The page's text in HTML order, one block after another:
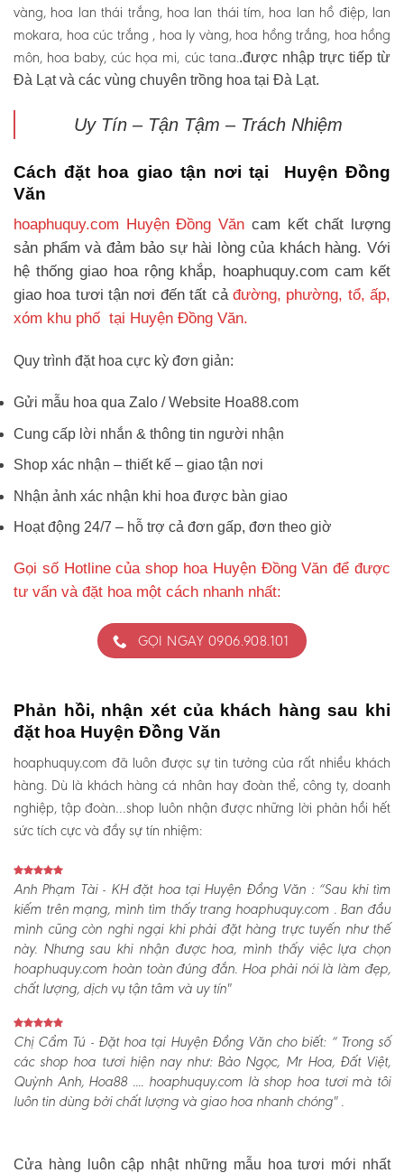
vàng, hoa lan thái trắng, hoa lan thái tím, hoa lan hồ điệp, lan
mokara, hoa cúc trắng , hoa ly vàng, hoa hồng trắng, hoa hồng
môn, hoa baby, cúc họa mi, cúc tana..được nhập trực tiếp từ
Đà Lạt và các vùng chuyên trồng hoa tại Đà Lạt.
Uy Tín – Tận Tậm – Trách Nhiệm
Cách đặt hoa giao tận nơi tại Huyện Đồng
Văn
hoaphuquy.com Huyện Đồng Văn cam kết chất lượng
sản phẩm và đảm bảo sự hài lòng của khách hàng. Với
hệ thống giao hoa rộng khắp, hoaphuquy.com cam kết
giao hoa tươi tận nơi đến tất cả đường, phường, tổ, ấp,
xóm khu phố tại Huyện Đồng Văn.
Quy trình đặt hoa cực kỳ đơn giản:
Gửi mẫu hoa qua Zalo / Website Hoa88.com
Cung cấp lời nhắn & thông tin người nhận
Shop xác nhận – thiết kế – giao tận nơi
Nhận ảnh xác nhận khi hoa được bàn giao
Hoạt động 24/7 – hỗ trợ cả đơn gấp, đơn theo giờ
Gọi số Hotline của shop hoa Huyện Đồng Văn để được
tư vấn và đặt hoa một cách nhanh nhất:
GỌI NGAY 0906.908.101
Phản hồi, nhận xét của khách hàng sau khi
đặt hoa Huyện Đồng Văn
hoaphuquy.com đã luôn được sự tin tưởng của rất nhiều khách
hàng. Dù là khách hàng cá nhân hay đoàn thể, công ty, doanh
nghiệp, tập đoàn…shop luôn nhận được những lời phản hồi hết
sức tích cực và đầy sự tín nhiệm:
Anh Phạm Tài - KH đặt hoa tại Huyện Đồng Văn :“Sau khi tìm
kiếm trên mạng, mình tìm thấy trang hoaphuquy.com . Ban đầu
mình cũng còn nghi ngại khi phải đặt hàng trực tuyến như thế
này. Nhưng sau khi nhận được hoa, mình thấy việc lựa chọn
hoaphuquy.com hoàn toàn đúng đắn. Hoa phải nói là làm đẹp,
chất lượng, dịch vụ tận tâm và uy tín"
Chị Cẩm Tú - Đặt hoa tại Huyện Đồng Văn cho biết:“ Trong số
các shop hoa tươi hiện nay như: Bảo Ngọc, Mr Hoa, Đất Việt,
Quỳnh Anh, Hoa88 .... hoaphuquy.com là shop hoa tươi mà tôi
luôn tin dùng bởi chất lượng và giao hoa nhanh chóng" .
Cửa hàng luôn cập nhật những mẫu hoa tươi mới nhất